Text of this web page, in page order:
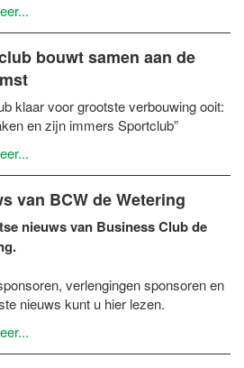
bouwt samen aan de
klaar voor grootste verbouwing ooit:
en zijn immers Sportclub”
van BCW de Wetering
nieuws van Business Club de
verlengingen sponsoren en
nieuws kunt u hier lezen.